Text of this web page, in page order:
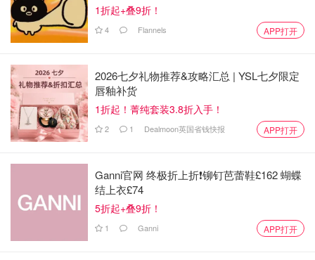
1折起+叠9折！
4 Flannels APP打开
2026七夕礼物推荐&攻略汇总 | YSL七夕限定
唇釉补货
1折起！菁纯套装3.8折入手！
2 1 Dealmoon英国省钱快报 APP打开
Ganni官网 终极折上折❗️铆钉芭蕾鞋£162 蝴蝶
结上衣£74
5折起+叠9折！
1 Ganni APP打开